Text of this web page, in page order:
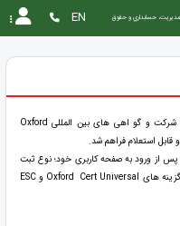
حسابداري و حقوق EN
امکان شرکت بدون مقاله در کنفرانس و دریافت گواهی شرکت و گو اهی های بین المللی Oxford
از ورود به صفحه کاربری خود؛ نوع ثبت
نام را شرکت بدون مقاله انتخاب و در بخش خدمات ویژه گزینه های Oxford Cert Universal و ESC